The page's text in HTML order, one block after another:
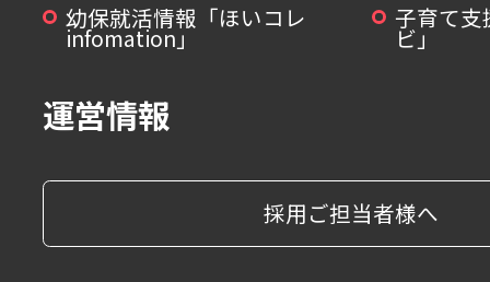
幼保就活情報「ほいコレ
infomation」
子育て支
ビ」
運営情報
採用ご担当者様へ